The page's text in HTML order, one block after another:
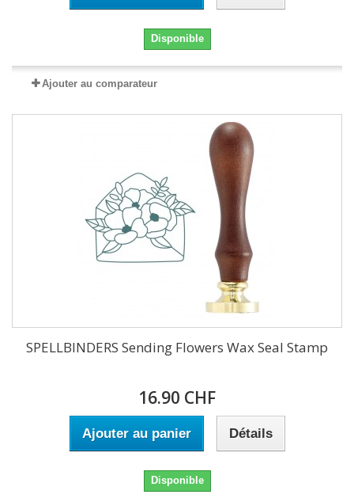
Disponible
Ajouter au comparateur
SPELLBINDERS Sending Flowers Wax Seal Stamp
16.90 CHF
Ajouter au panier Détails
Disponible